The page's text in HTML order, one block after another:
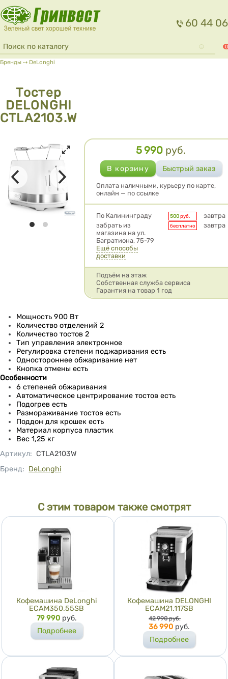
Перейти к основному содержанию
60 44 06
Форма поиска
Поиск 0
Вы здесь
Бренды ⇢ DeLonghi
Тостер
DELONGHI
CTLA2103.W
Цена
5 990 руб.
Оплата наличными, курьеру по карте,
онлайн — по ссылке
Условия доставки
По Калининграду 500руб.
завтра
забрать из
магазина на ул.
Багратиона, 75-79
бесплатно завтра
Ещё способы
доставки
Подъём на этаж
Собственная служба сервиса
Гарантия на товар 1 год
Мощность 900 Вт
Количество отделений 2
Количество тостов 2
Тип управления электронное
Регулировка степени поджаривания есть
Одностороннее обжаривание нет
Кнопка отмены есть
Особенности
6 степеней обжаривания
Автоматическое центрирование тостов есть
Подогрев есть
Размораживание тостов есть
Поддон для крошек есть
Материал корпуса пластик
Вес 1,25 кг
Артикул: CTLA2103W
Бренд: DeLonghi
С этим товаром также смотрят
Кофемашина DeLonghi
ECAM350.55SB
Цена
79 990 руб.
Подробнее
Кофемашина DELONGHI
ECAM21.117SB
Цена
42 990 руб.
36 990 руб.
Подробнее